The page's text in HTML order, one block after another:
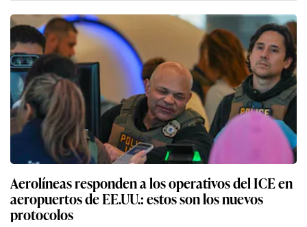
Aerolíneas responden a los operativos del ICE en
aeropuertos de EE.UU.: estos son los nuevos
protocolos